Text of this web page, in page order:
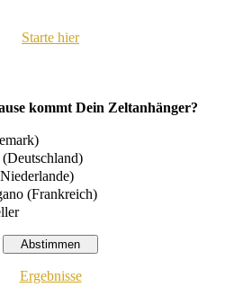
Starte hier
kommt Dein Zeltanhänger?
(Frankreich)
Ergebnisse